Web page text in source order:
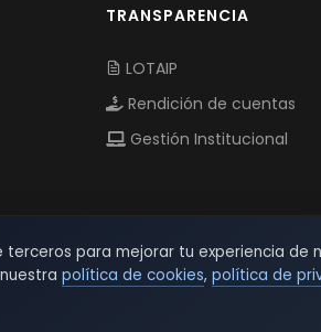
TRANSPARENCIA
LOTAIP
Rendición de cuentas
Gestión Institucional
terceros para mejorar tu experiencia de
política de cookies, política de